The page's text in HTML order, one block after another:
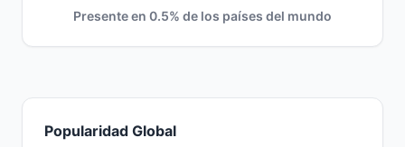
Presente en 0.5% de los países del mundo
Popularidad Global